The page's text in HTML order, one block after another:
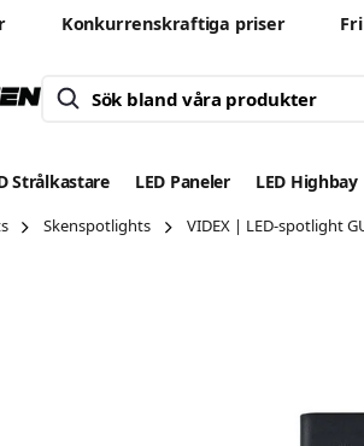
Konkurrenskraftiga priser
Strålkastare LED Paneler LED Highbay
Skenspotlights VIDEX | LED-spotlight